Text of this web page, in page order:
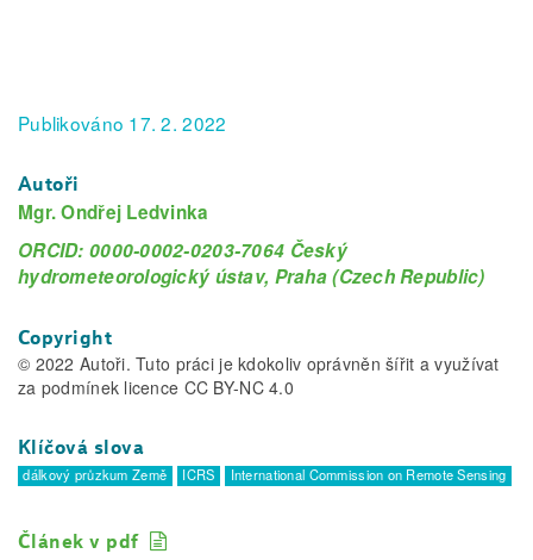
Publikováno 17. 2. 2022
Autoři
Mgr. Ondřej Ledvinka
ORCID: 0000-0002-0203-7064 Český
hydrometeorologický ústav, Praha (Czech Republic)
Copyright
© 2022 Autoři. Tuto práci je kdokoliv oprávněn šířit a využívat
za podmínek licence CC BY-NC 4.0
Klíčová slova
dálkový průzkum Země ICRS International Commission on Remote Sensing
Článek v pdf